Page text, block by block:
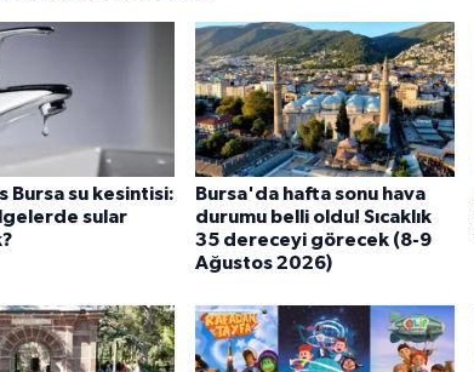
Bursa su kesintisi:
sular
Bursa'da hafta sonu hava
durumu belli oldu! Sıcaklık
35 dereceyi görecek (8-9
Ağustos 2026)